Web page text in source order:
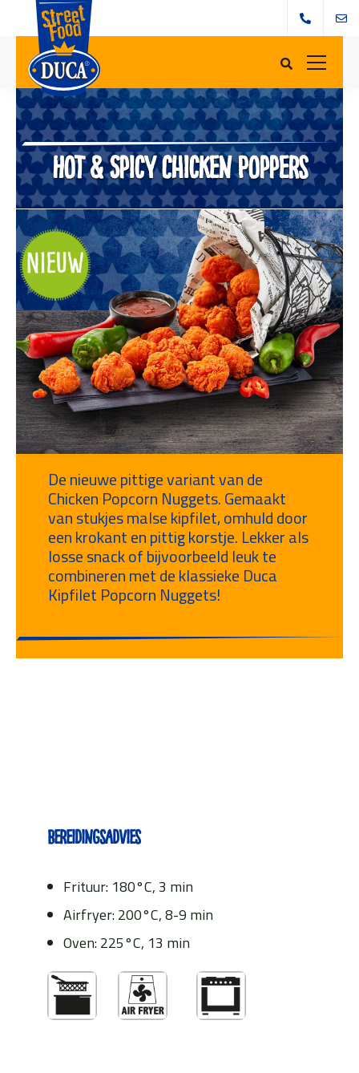
Hot & Spicy Chicken Poppers
De nieuwe pittige variant van de
Chicken Popcorn Nuggets. Gemaakt
van stukjes malse kipfilet, omhuld door
een krokant en pittig korstje. Lekker als
losse snack of bijvoorbeeld leuk te
combineren met de klassieke Duca
Kipfilet Popcorn Nuggets!
Bereidingsadvies
Frituur: 180°C, 3 min
Airfryer: 200°C, 8-9 min
Oven: 225°C, 13 min